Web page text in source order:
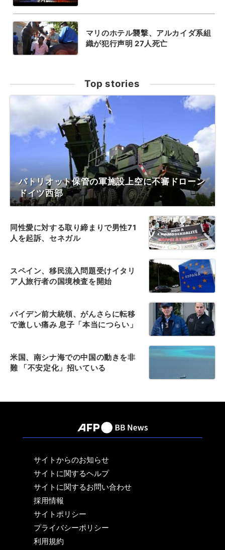
マリのホテル襲撃、アルカイダ系組
織が犯行声明 27人死亡
Top stories
パトリオット保管の軍施設上空に不審ドローン
ドイツ西部
同性愛に対する取り締まりで男性71
人を起訴、セネガル
スペイン、移民流入問題受けイタリ
ア人旅行者の国境検査を開始
バイデン前大統領、がんさらに転移
で激しい痛み 息子「本当につらい」
米国、南シナ海での中国の動きを非
難 「不安定化」招いている
サイトからのお知らせ
サイトに関するヘルプ
サイトに関するお問い合わせ
採用情報
サイトポリシー
プライバシーポリシー
利用規約